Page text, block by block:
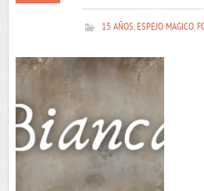
15 AÑOS,ESPEJO MAGICO,